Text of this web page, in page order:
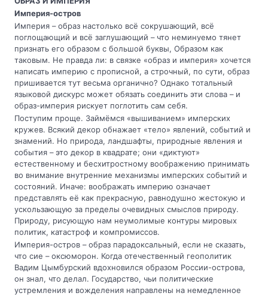
Империя-остров
Империя – образ настолько всё сокрушающий, всё
поглощающий и всё заглушающий – что неминуемо тянет
признать его образом с большой буквы, Образом как
таковым. Не правда ли: в связке «образ и империя» хочется
написать империю с прописной, а строчный, по сути, образ
пришивается тут весьма органично? Однако тотальный
языковой дискурс может обязать соединить эти слова – и
образ-империя рискует поглотить сам себя.
Поступим проще. Займёмся «вышиванием» имперских
кружев. Всякий декор обнажает «тело» явлений, событий и
знамений. Но природа, ландшафты, природные явления и
события – это декор в квадрате; они «диктуют»
естественному и бесхитростному воображению принимать
во внимание внутренние механизмы имперских событий и
состояний. Иначе: воображать империю означает
представлять её как прекрасную, равнодушно жестокую и
ускользающую за пределы очевидных смыслов природу.
Природу, рисующую нам неумолимые контуры мировых
политик, катастроф и компромиссов.
Империя-остров – образ парадоксальный, если не сказать,
что сие – оксюморон. Когда отечественный геополитик
Вадим Цымбурский вдохновился образом России-острова,
он знал, что делал. Государство, чьи политические
устремления и вожделения направлены на немедленное